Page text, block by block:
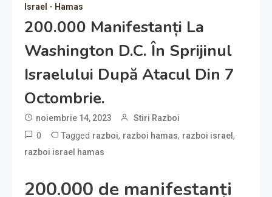
Israel - Hamas
200.000 Manifestanți La
Washington D.C. În Sprijinul
Israelului După Atacul Din 7
Octombrie.
noiembrie 14, 2023 Stiri Razboi
0 Tagged razboi, razboi hamas, razboi israel ,
razboi israel hamas
200.000 de manifestanți